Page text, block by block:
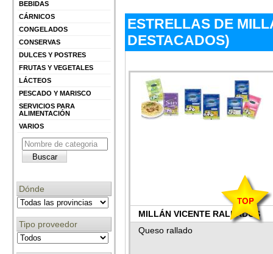
BEBIDAS
CÁRNICOS
CONGELADOS
CONSERVAS
DULCES Y POSTRES
FRUTAS Y VEGETALES
LÁCTEOS
PESCADO Y MARISCO
SERVICIOS PARA
ALIMENTACIÓN
VARIOS
Dónde
Tipo proveedor
ESTRELLAS DE
DESTACADOS)
MILLÁN VICENTE RALLADOS
Queso rallado